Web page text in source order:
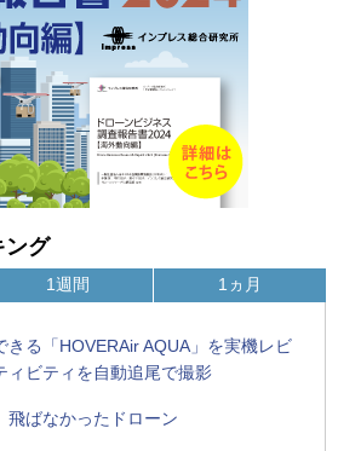
ング
きる「HOVERAir AQUA」を実機レビ
ィビティを自動追尾で撮影
飛ばなかったドローン
1週間 1ヵ月